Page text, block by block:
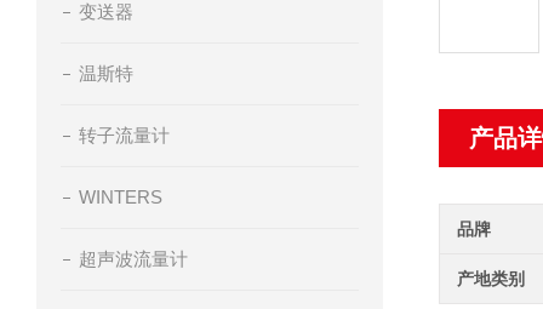
产品
品牌
产地类别
变送器
温斯特
转子流量计
WINTERS
超声波流量计